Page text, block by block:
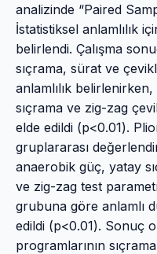
analizinde “Paired
İstatistiksel anlamlılık
belirlendi. Çalışma
sıçrama, sürat ve
anlamlılık
sıçrama ve zig-zag
elde edildi (p<0.01).
gruplararası
anaerobik güç, yatay
ve zig-zag test
grubuna göre anlamlı
edildi (p<0.01). Sonuç
programlarının